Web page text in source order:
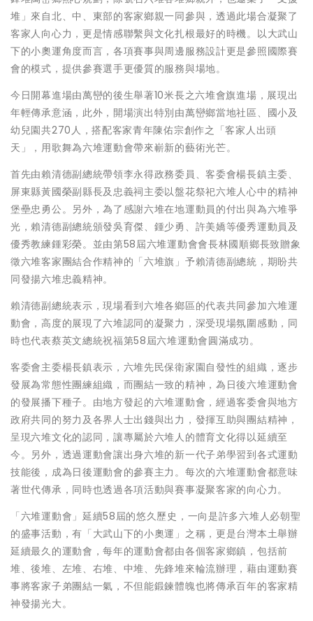
堆」來自北、中、東部的客家鄉親一同參與，透過此場合凝聚了
客家人向心力，更是情感聯繫與文化扎根最好的時機。以大武山
下的小奧運角度而言，各項賽事與周邊服務設計更是參照國際賽
會的模式，提供參賽選手更優質的服務與場地。
今日開幕進場由萬巒的後生舉著10米長之六堆會旗進場，展現出
年輕傳承意涵，此外，開場演出特別由萬巒鄉當地社區、國小及
幼兒園共270人，搭配客家青年陳佑宗創作之「客家人出頭
天」，用歌舞為六堆運動會帶來嶄新的藝術光芒。
首先由賴清德副總統帶領李永得政務委員、客委會楊長鎮主委、
屏東縣黃國榮副縣長及忠義祠主委以盤花祭祀六堆人心中的精神
堡壘忠勇公。另外，為了感謝六堆在地運動員的付出與為六堆爭
光，賴清德副總統頒發吳育傑、鍾少勇、許美嬌等優秀運動員及
優秀教練鍾彩榮。並由第58屆六堆運動會會長林國順鄉長致贈象
徵六堆客家團結合作精神的「六堆旗」予賴清德副總統，期盼共
同發揚六堆忠義精神。
賴清德副總統表示，現場看到六堆各鄉區的代表共同參加六堆運
動會，高度的展現了六堆認同的凝聚力，深受現場氛圍感動，同
時也代表蔡英文總統祝福第58屆六堆運動會圓滿成功。
客委會主委楊長鎮表示，六堆先民保衛家園自發性的組織，逐步
發展為常態性團練組織，而團結一致的精神，為日後六堆運動會
的發展播下種子。由地方發起的六堆運動會，經過客委會與地方
政府共同的努力及各界人士出錢與出力，發揮互助與團結精神，
呈現六堆文化的認同，讓專屬於六堆人的體育文化得以延續至
今。另外，透過運動會讓出身六堆的新一代子弟學習到各式運動
技能後，成為日後運動會的參賽主力。每次的六堆運動會都意味
著世代傳承，同時也透過各項活動與賽事凝聚客家的向心力。
「六堆運動會」延續58屆的悠久歷史，一向是許多六堆人必朝聖
的盛事活動，有「大武山下的小奧運」之稱，更是台灣本土舉辦
延續最久的運動會，每年的運動會都由各個客家鄉鎮，包括前
堆、後堆、左堆、右堆、中堆、先鋒堆來輪流辦理，藉由運動賽
事將客家子弟團結一氣，不但能鍛鍊體魄也將傳承百年的客家精
神發揚光大。